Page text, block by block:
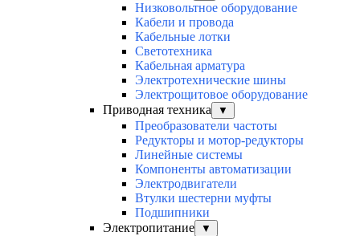
Низковольтное оборудование
Кабели и провода
Кабельные лотки
Светотехника
Кабельная арматура
Электротехнические шины
Электрощитовое оборудование
Приводная техника
▼
Преобразователи частоты
Редукторы и мотор-редукторы
Линейные системы
Компоненты автоматизации
Электродвигатели
Втулки шестерни муфты
Подшипники
Электропитание
▼